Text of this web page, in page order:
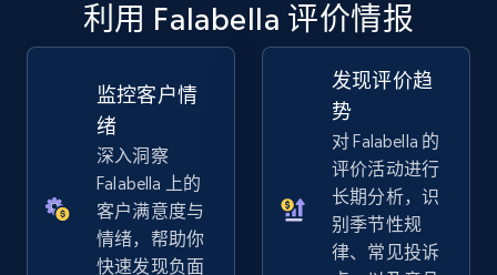
TikTok Shop - discover records by shop url
URL, Title, Available, Description, Currency, Initial
price, Final price, Discount percent, and more.
5.4K+ 668+ 立即开始
利用 Falabella 评价情报
监控客户情
绪
深入洞察
Falabella 上的
客户满意度与
情绪，帮助你
快速发现负面
发现评价趋
势
对 Falabella 的
评价活动进行
长期分析，识
别季节性规
律、常见投诉